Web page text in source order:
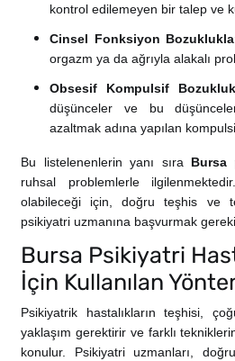
kontrol edilemeyen bir talep ve
Cinsel Fonksiyon
orgazm ya da ağrıyla alakalı
Obsesif Kompulsif
düşünceler ve bu
azaltmak adına yapılan
Bu listelenenlerin yanı sıra Bursa
ruhsal problemlerle
olabileceği için, doğru teşhis ve
psikiyatri uzmanına başvurmak
Bursa Psikiyatri
İçin Kullanılan
Psikiyatrik hastalıkların teşhisi,
yaklaşım gerektirir ve farklı
konulur. Psikiyatri uzmanları,